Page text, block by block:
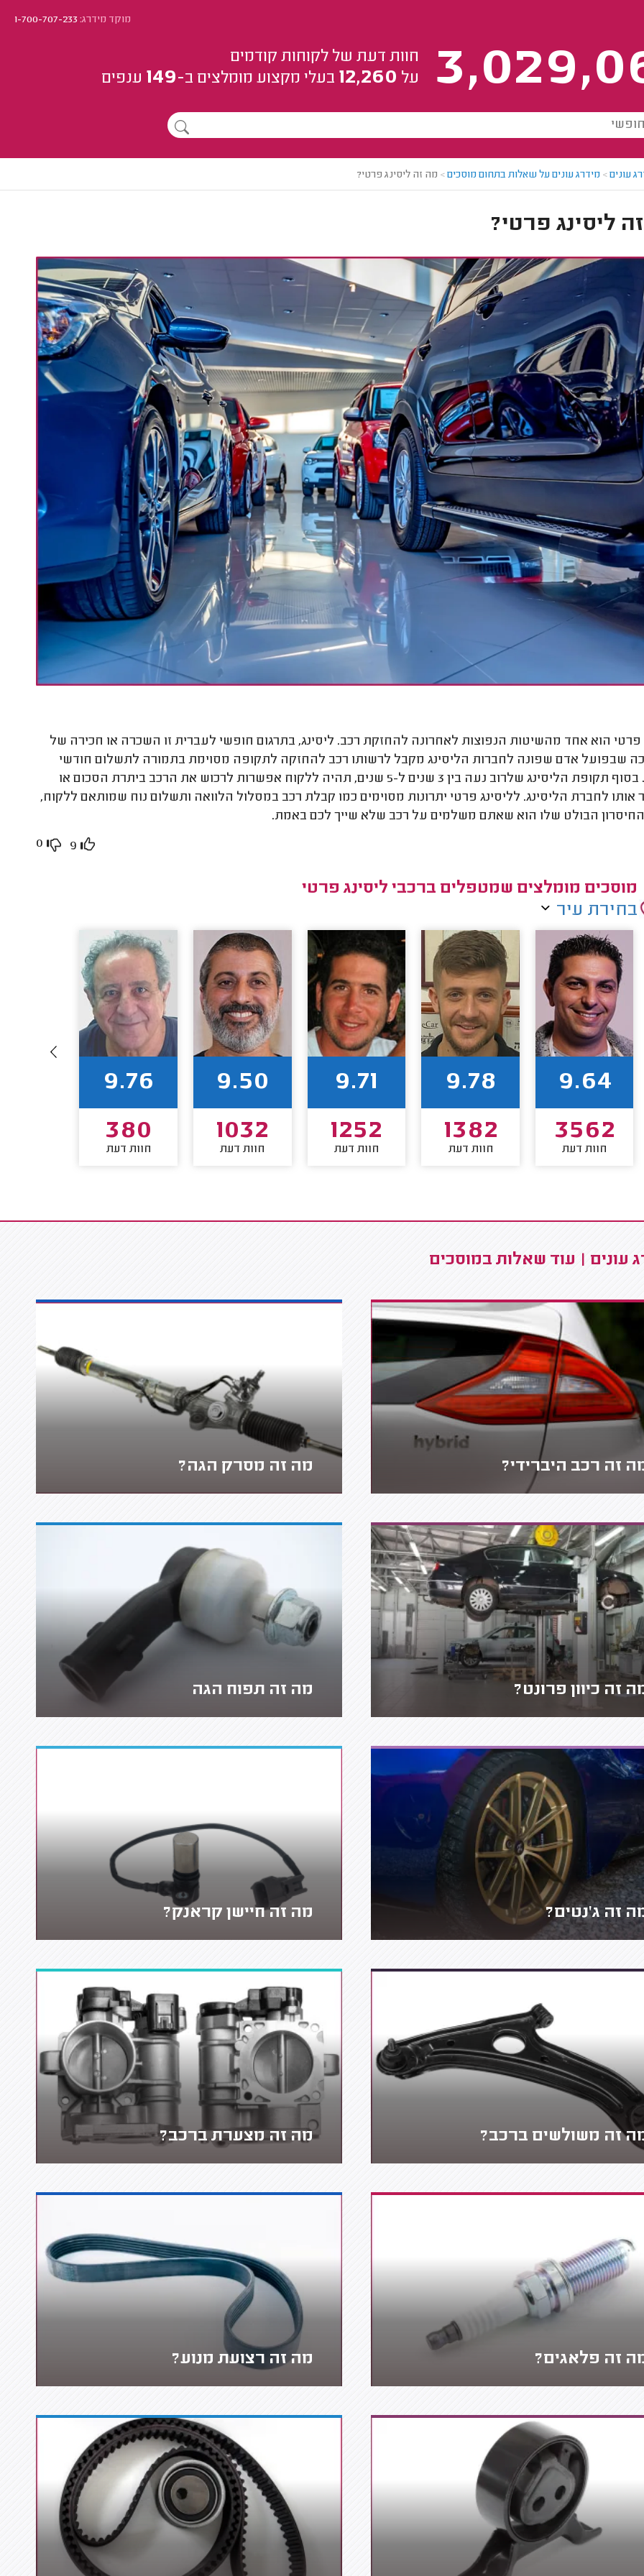
מוקד מידרג:1-700-707-233
חוות דעת של לקוחות קודמים
על 12,260 בעלי מקצוע מומלצים ב-149 ענפים
עונים> מידרג עונים על שאלות בתחום מוסכים> מה זה ליסינג פרטי?
ליסינג פרטי?
פרטי הוא אחד מהשיטות הנפוצות לאחרונה להחזקת רכב. ליסינג, בתרגום חופשי לעברית זו השכרה או חכירה של
שבפועל אדם שפונה לחברות הליסינג מקבל לרשותו רכב להחזקה לתקופה מסוימת בתמורה לתשלום חודשי
מסוים. בסוף תקופת הליסינג שלרוב נעה בין 3 שנים ל-5 שנים, תהיה ללקוח אפשרות לרכוש את הרכב ביתרת הסכום או
אותו לחברת הליסינג. לליסינג פרטי יתרונות מסוימים כמו קבלת רכב במסלול הלוואה ותשלום נוח שמותאם ללקוח,
החיסרון הבולט שלו הוא שאתם משלמים על רכב שלא שייך לכם באמת.
9
0
מוסכים מומלצים שמטפלים ברכבי ליסינג פרטי
בחירת עיר
9.64
3562
חוות דעת
9.78
1382
חוות דעת
9.71
1252
חוות דעת
9.50
1032
חוות דעת
9.76
380
חוות דעת
עונים | עוד שאלות במוסכים
זה רכב היברידי? מה זה מסרק הגה?
זה כיוון פרונט? מה זה תפוח הגה
זה ג'נטים? מה זה חיישן קראנק?
זה משולשים ברכב? מה זה מצערת ברכב?
זה פלאגים? מה זה רצועת מנוע?